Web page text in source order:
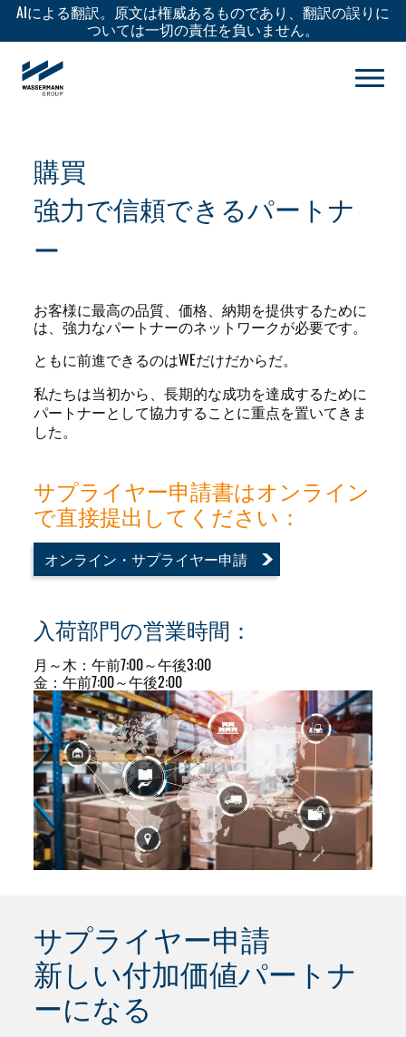
AIによる翻訳。原文は権威あるものであり、翻訳の誤りに
ついては一切の責任を負いません。
購買
強力で信頼できるパートナ
ー
お客様に最高の品質、価格、納期を提供するために
は、強力なパートナーのネットワークが必要です。
ともに前進できるのはWEだけだからだ。
私たちは当初から、長期的な成功を達成するために
パートナーとして協力することに重点を置いてきま
した。
サプライヤー申請書はオンライン
で直接提出してください：
オンライン・サプライヤー申請
入荷部門の営業時間：
月～木：午前7:00～午後3:00
金：午前7:00～午後2:00
サプライヤー申請
新しい付加価値パートナ
ーになる